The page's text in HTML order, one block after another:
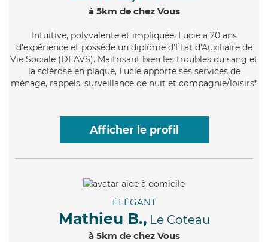
à 5km de chez Vous
Intuitive, polyvalente et impliquée, Lucie a 20 ans
d'expérience et possède un diplôme d'État d'Auxiliaire de
Vie Sociale (DEAVS). Maitrisant bien les troubles du sang et
la sclérose en plaque, Lucie apporte ses services de
ménage, rappels, surveillance de nuit et compagnie/loisirs*
Afficher le profil
ÉLÉGANT
Mathieu B., Le Coteau
à 5km de chez Vous